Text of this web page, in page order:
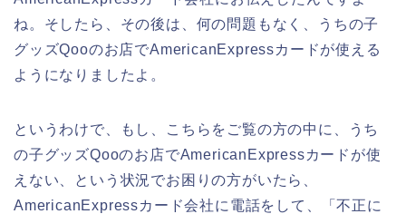
ね。そしたら、その後は、何の問題もなく、うちの子
グッズQooのお店でAmericanExpressカードが使える
ようになりましたよ。
というわけで、もし、こちらをご覧の方の中に、うち
の子グッズQooのお店でAmericanExpressカードが使
えない、という状況でお困りの方がいたら、
AmericanExpressカード会社に電話をして、「不正に